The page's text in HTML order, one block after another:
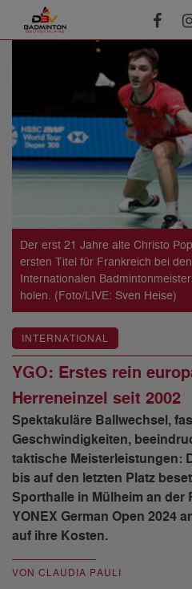
Der erst 21 Jahre alte Christo
ersten Titel für Frankreich bei
Internationalen
holen. (Foto/LIVE: Sven Heise)
INTERNATIONAL
YGO: Erstes rein
Herreneinzel seit 2002
Spektakuläre Ballwechsel,
Geschwindigkeiten,
taktische Meisterleistungen:
bis auf den letzten Platz
Sporthalle in Mülheim an der
YONEX German Open 2024
auf ihre Kosten.
VON CLAUDIA PAULI